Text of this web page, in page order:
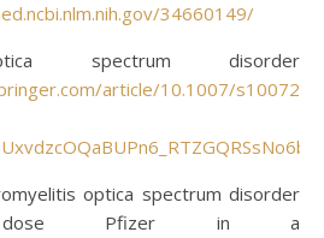
34660149/
spectrum disorder
article/10.1007/s10072-
optica spectrum disorder
Pfizer in a